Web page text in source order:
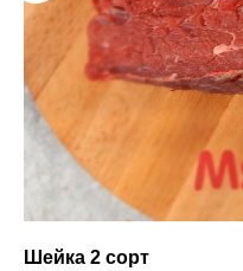
Шейка 2 сорт